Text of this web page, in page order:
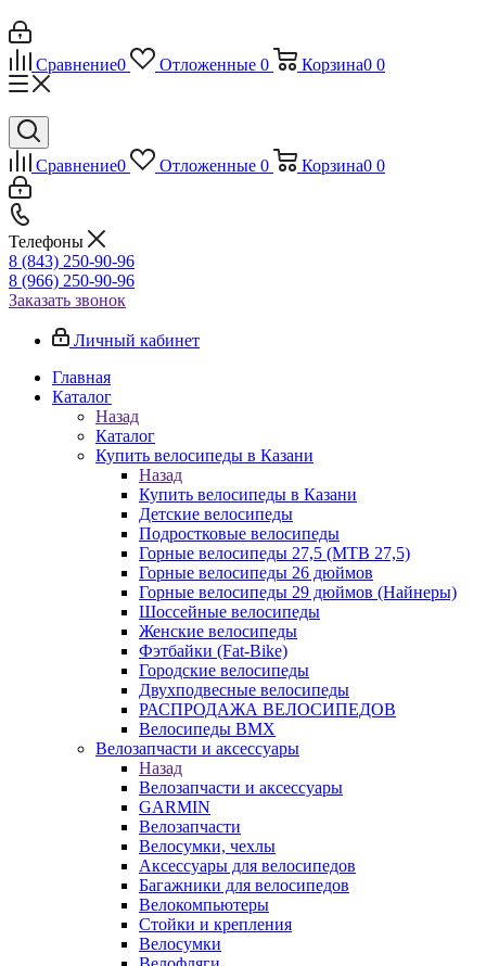
Сравнение0 Отложенные 0 Корзина0 0
Сравнение0 Отложенные 0 Корзина0 0
Телефоны
8 (843) 250-90-96
8 (966) 250-90-96
Заказать звонок
Личный кабинет
Главная
Каталог
Назад
Каталог
Купить велосипеды в Казани
Назад
Купить велосипеды в Казани
Детские велосипеды
Подростковые велосипеды
Горные велосипеды 27,5 (MTB 27,5)
Горные велосипеды 26 дюймов
Горные велосипеды 29 дюймов (Найнеры)
Шоссейные велосипеды
Женские велосипеды
Фэтбайки (Fat-Bike)
Городские велосипеды
Двухподвесные велосипеды
РАСПРОДАЖА ВЕЛОСИПЕДОВ
Велосипеды BMX
Велозапчасти и аксессуары
Назад
Велозапчасти и аксессуары
GARMIN
Велозапчасти
Велосумки, чехлы
Аксессуары для велосипедов
Багажники для велосипедов
Велокомпьютеры
Стойки и крепления
Велосумки